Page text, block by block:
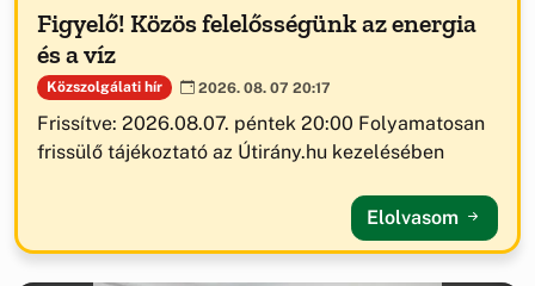
Figyelő! Közös felelősségünk az energia
és a víz
Közszolgálati hír 2026. 08. 07 20:17
Frissítve: 2026.08.07. péntek 20:00 Folyamatosan
frissülő tájékoztató az Útirány.hu kezelésében
Elolvasom